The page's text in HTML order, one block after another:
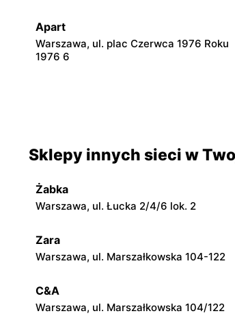
Apart
Warszawa, ul. plac Czerwca 1976 Roku
1976 6
Legionowo, ul. Jerzego Siwińskiego 2
Apart
Radom al. Józefa Grzecznarowskiego 28
Apart
Sklepy innych sieci w
Żabka
Warszawa, ul. Łucka 2/4/6 lok. 2
Zara
Warszawa, ul. Marszałkowska 104-122
C&A
Warszawa, ul. Marszałkowska 104/122